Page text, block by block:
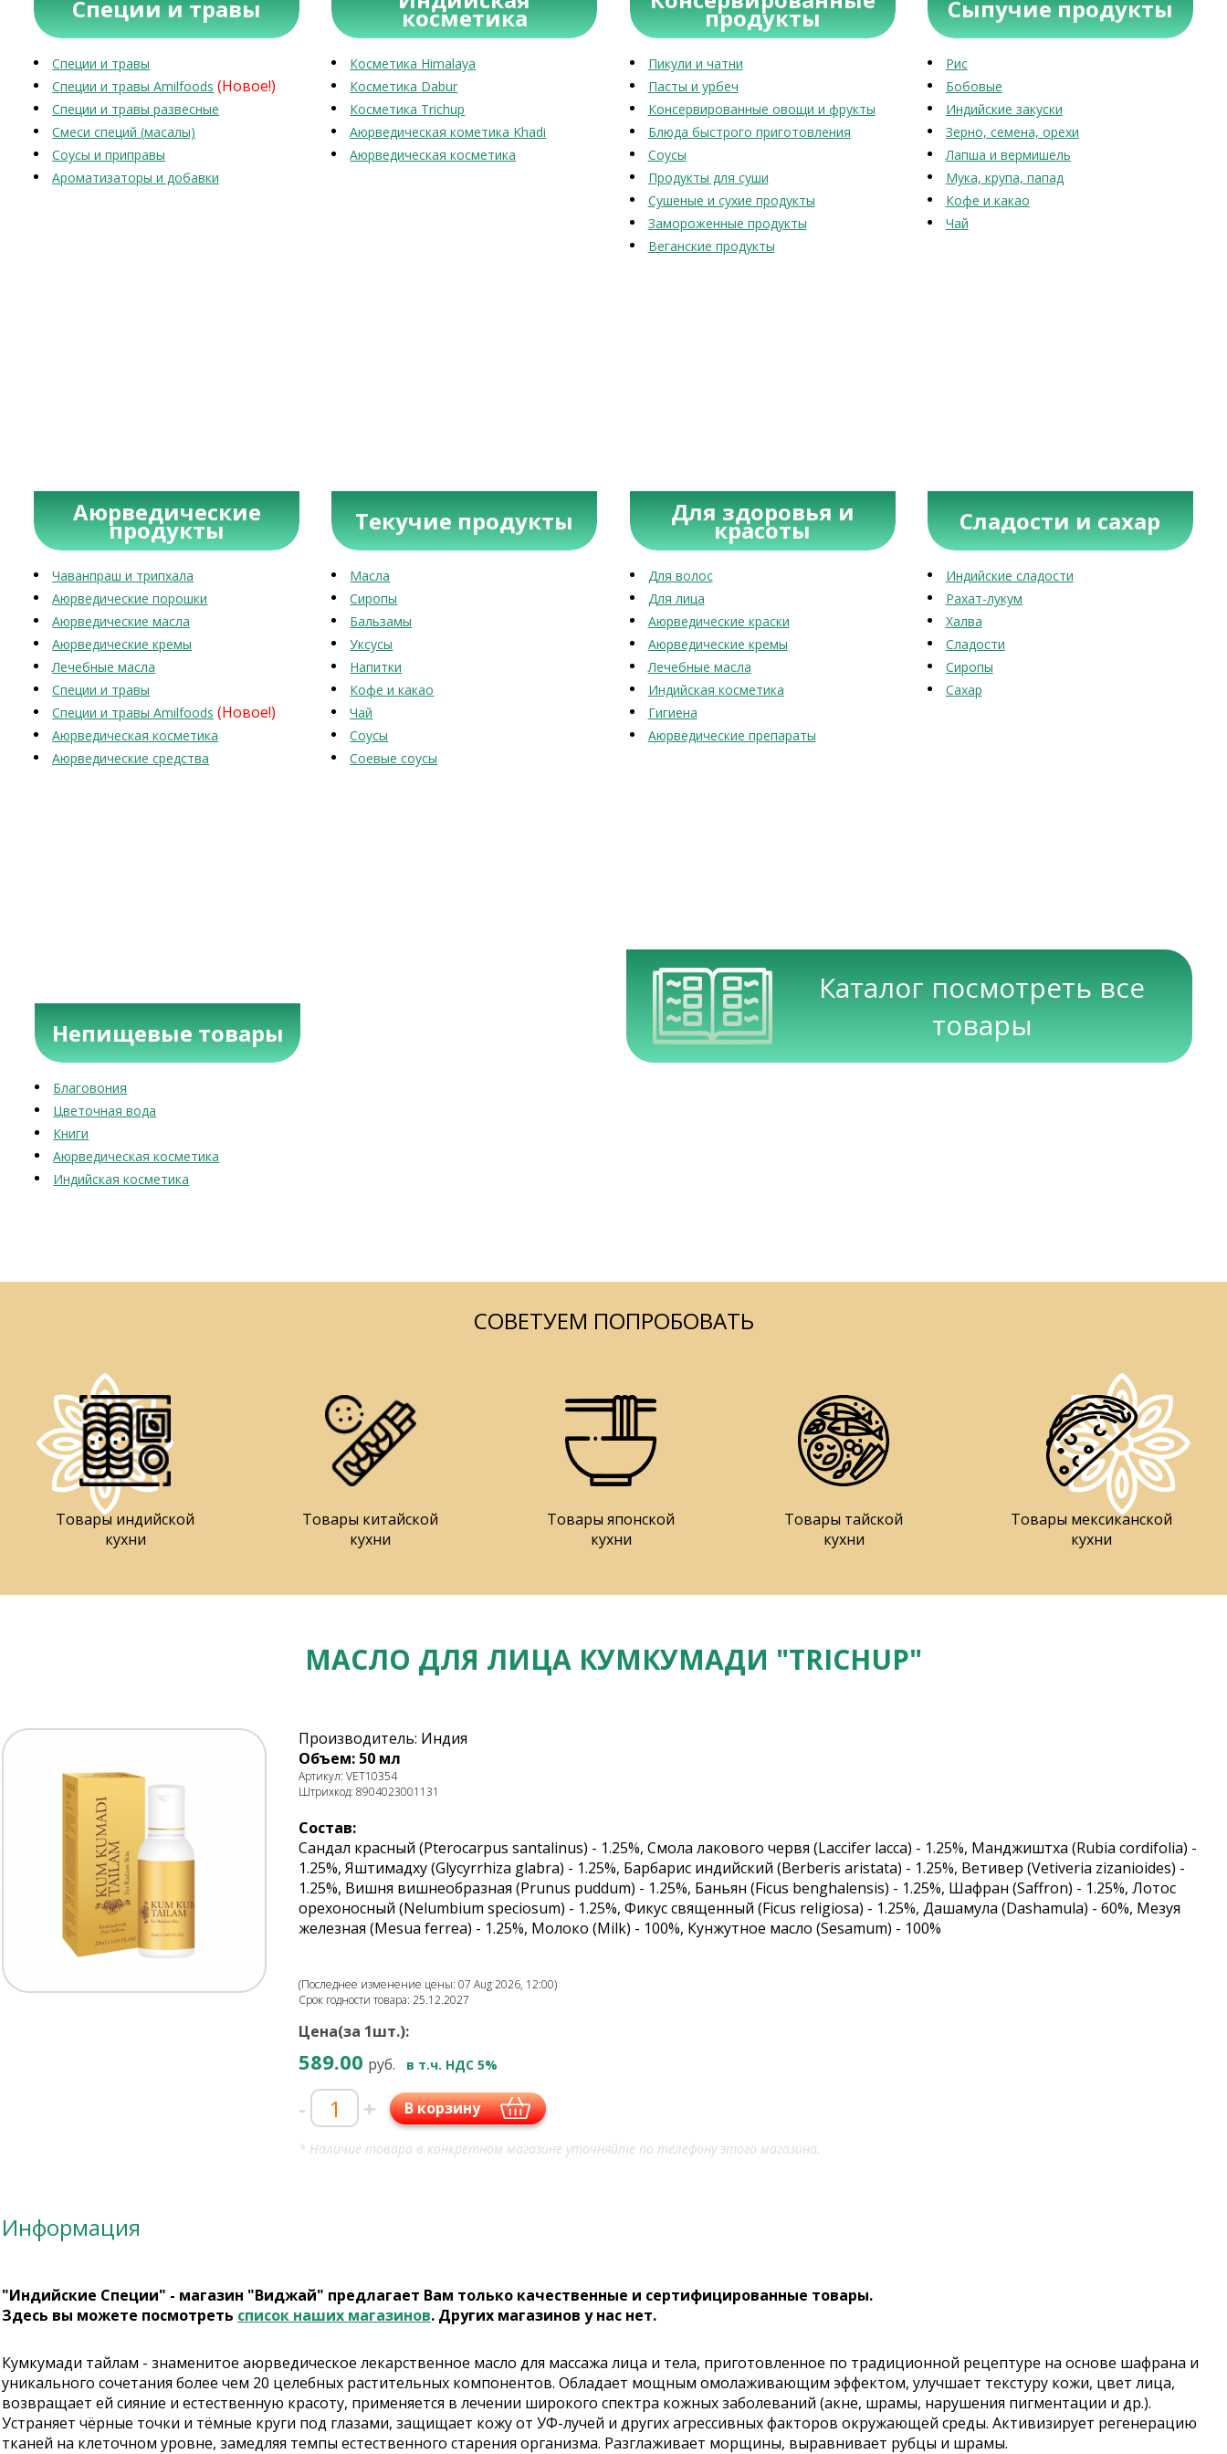
Специи и травы
Специи и травы
Специи и травы Amilfoods (Новое!)
Специи и травы развесные
Смеси специй (масалы)
Соусы и приправы
Ароматизаторы и добавки
косметика
Косметика Himalaya
Косметика Dabur
Косметика Trichup
Аюрведическая кометика Khadi
Аюрведическая косметика
продукты
Пикули и чатни
Пасты и урбеч
Консервированные овощи и фрукты
Блюда быстрого приготовления
Соусы
Продукты для суши
Сушеные и сухие продукты
Замороженные продукты
Веганские продукты
Сыпучие продукты
Рис
Бобовые
Индийские закуски
Зерно, семена, орехи
Лапша и вермишель
Мука, крупа, папад
Кофе и какао
Чай
Аюрведические
продукты
Чаванпраш и трипхала
Аюрведические порошки
Аюрведические масла
Аюрведические кремы
Лечебные масла
Специи и травы
Специи и травы Amilfoods (Новое!)
Аюрведическая косметика
Аюрведические средства
Текучие продукты
Масла
Сиропы
Бальзамы
Уксусы
Напитки
Кофе и какао
Чай
Соусы
Соевые соусы
Для здоровья и
красоты
Для волос
Для лица
Аюрведические краски
Аюрведические кремы
Лечебные масла
Индийская косметика
Гигиена
Аюрведические препараты
Сладости и сахар
Индийские сладости
Рахат-лукум
Халва
Сладости
Сиропы
Сахар
Непищевые товары
Благовония
Цветочная вода
Книги
Аюрведическая косметика
Индийская косметика
Каталог посмотреть все
товары
СОВЕТУЕМ ПОПРОБОВАТЬ
Товары индийской
кухни
Товары китайской
кухни
Товары японской
кухни
Товары тайской
кухни
Товары мексиканской
кухни
МАСЛО ДЛЯ ЛИЦА КУМКУМАДИ "TRICHUP"
Производитель: Индия
Объем: 50 мл
Артикул: VET10354
Штрихкод: 8904023001131
Состав:
Сандал красный (Pterocarpus santalinus) - 1.25%, Смола лакового червя (Laccifer lacca) - 1.25%, Манджиштха (Rubia cordifolia) -
1.25%, Яштимадху (Glycyrrhiza glabra) - 1.25%, Барбарис индийский (Berberis aristata) - 1.25%, Ветивер (Vetiveria zizanioides) -
1.25%, Вишня вишнеобразная (Prunus puddum) - 1.25%, Баньян (Ficus benghalensis) - 1.25%, Шафран (Saffron) - 1.25%, Лотос
орехоносный (Nelumbium speciosum) - 1.25%, Фикус священный (Ficus religiosa) - 1.25%, Дашамула (Dashamula) - 60%, Мезуя
железная (Mesua ferrea) - 1.25%, Молоко (Milk) - 100%, Кунжутное масло (Sesamum) - 100%
(Последнее изменение цены: 07 Aug 2026, 12:00)
Срок годности товара: 25.12.2027
Цена(за 1шт.):
589.00 руб. в т.ч. НДС 5%
- + В корзину
* Наличие товара в конкретном магазине уточняйте по телефону этого магазина.
Информация
"Индийские Специи" - магазин "Виджай" предлагает Вам только качественные и сертифицированные товары.
Здесь вы можете посмотреть список наших магазинов. Других магазинов у нас нет.
Кумкумади тайлам - знаменитое аюрведическое лекарственное масло для массажа лица и тела, приготовленное по традиционной рецептуре на основе шафрана и
уникального сочетания более чем 20 целебных растительных компонентов. Обладает мощным омолаживающим эффектом, улучшает текстуру кожи, цвет лица,
возвращает ей сияние и естественную красоту, применяется в лечении широкого спектра кожных заболеваний (акне, шрамы, нарушения пигментации и др.).
Устраняет чёрные точки и тёмные круги под глазами, защищает кожу от УФ-лучей и других агрессивных факторов окружающей среды. Активизирует регенерацию
тканей на клеточном уровне, замедляя темпы естественного старения организма. Разглаживает морщины, выравнивает рубцы и шрамы.